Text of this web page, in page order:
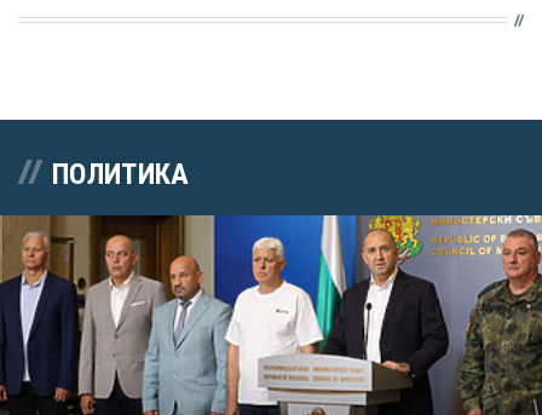
ПОЛИТИКА